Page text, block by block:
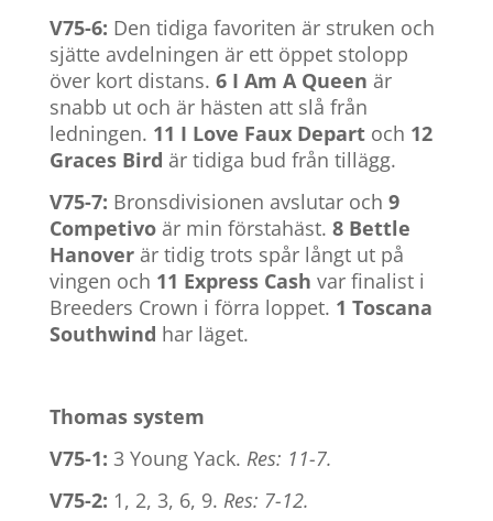
V75-6: Den tidiga favoriten är struken och
sjätte avdelningen är ett öppet stolopp
över kort distans. 6 I Am A Queen är
snabb ut och är hästen att slå från
ledningen. 11 I Love Faux Departoch 12
Graces Bird är tidiga bud från tillägg.
V75-7: Bronsdivisionen avslutar och 9
Competivoär min förstahäst. 8 Bettle
Hanoverär tidig trots spår långt ut på
vingen och 11 Express Cash var finalist i
Breeders Crown i förra loppet. 1 Toscana
Southwind har läget.
Thomas system
V75-1: 3 Young Yack. Res: 11-7.
V75-2: 1, 2, 3, 6, 9. Res: 7-12.